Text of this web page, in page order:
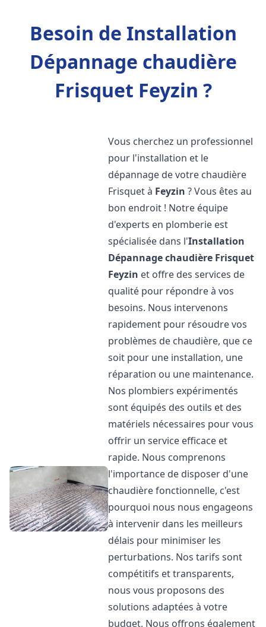
Besoin de Installation
Dépannage chaudière
Frisquet Feyzin ?
Vous cherchez un professionnel
pour l'installation et le
dépannage de votre chaudière
Frisquet à Feyzin ? Vous êtes au
bon endroit ! Notre équipe
d'experts en plomberie est
spécialisée dans l'Installation
Dépannage chaudière Frisquet
Feyzin et offre des services de
qualité pour répondre à vos
besoins. Nous intervenons
rapidement pour résoudre vos
problèmes de chaudière, que ce
soit pour une installation, une
réparation ou une maintenance.
Nos plombiers expérimentés
sont équipés des outils et des
matériels nécessaires pour vous
offrir un service efficace et
rapide. Nous comprenons
l'importance de disposer d'une
chaudière fonctionnelle, c'est
pourquoi nous nous engageons
à intervenir dans les meilleurs
délais pour minimiser les
perturbations. Nos tarifs sont
compétitifs et transparents,
nous vous proposons des
solutions adaptées à votre
budget. Nous offrons également